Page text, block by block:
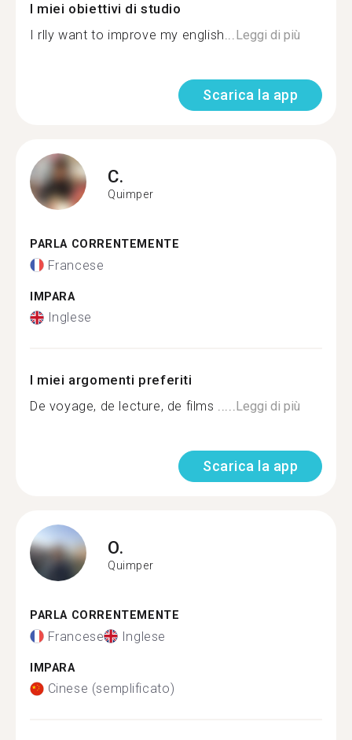
I miei obiettivi di studio
I rlly want to improve my english...Leggi di più
Scarica la app
C.
Quimper
PARLA CORRENTEMENTE
Francese
IMPARA
Inglese
I miei argomenti preferiti
De voyage, de lecture, de films .....Leggi di più
Scarica la app
O.
Quimper
PARLA CORRENTEMENTE
Francese Inglese
IMPARA
Cinese (semplificato)